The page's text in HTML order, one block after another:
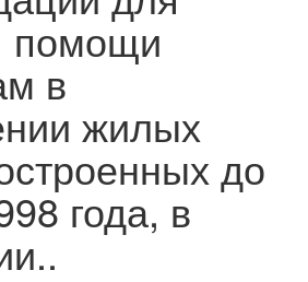
помощи
в
жилых
до
года, в